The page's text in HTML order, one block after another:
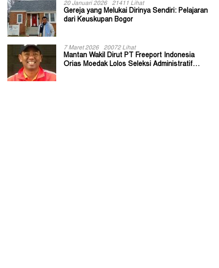
20 Januari 2026 21411 Lihat
Gereja yang Melukai Dirinya Sendiri: Pelajaran
dari Keuskupan Bogor
7 Maret 2026 20072 Lihat
Mantan Wakil Dirut PT Freeport Indonesia
Orias Moedak Lolos Seleksi Administratif